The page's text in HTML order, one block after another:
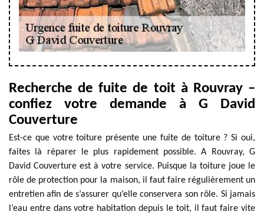
Recherche de fuite de toit à Rouvray –
confiez votre demande à G David
Couverture
Est-ce que votre toiture présente une fuite de toiture ? Si oui,
faites là réparer le plus rapidement possible. A Rouvray, G
David Couverture est à votre service. Puisque la toiture joue le
rôle de protection pour la maison, il faut faire régulièrement un
entretien afin de s’assurer qu’elle conservera son rôle. Si jamais
l’eau entre dans votre habitation depuis le toit, il faut faire vite